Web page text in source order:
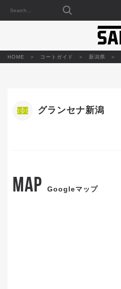
HOME コートガイド 新潟県
グランセナ新潟
MAP Googleマップ